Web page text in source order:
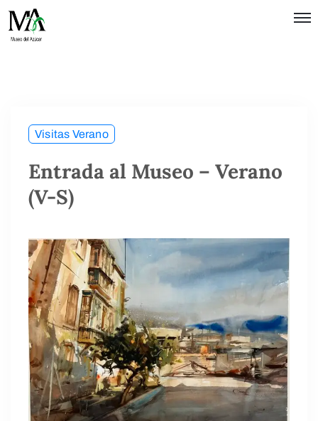
Visitas Verano
Entrada al Museo – Verano
(V-S)